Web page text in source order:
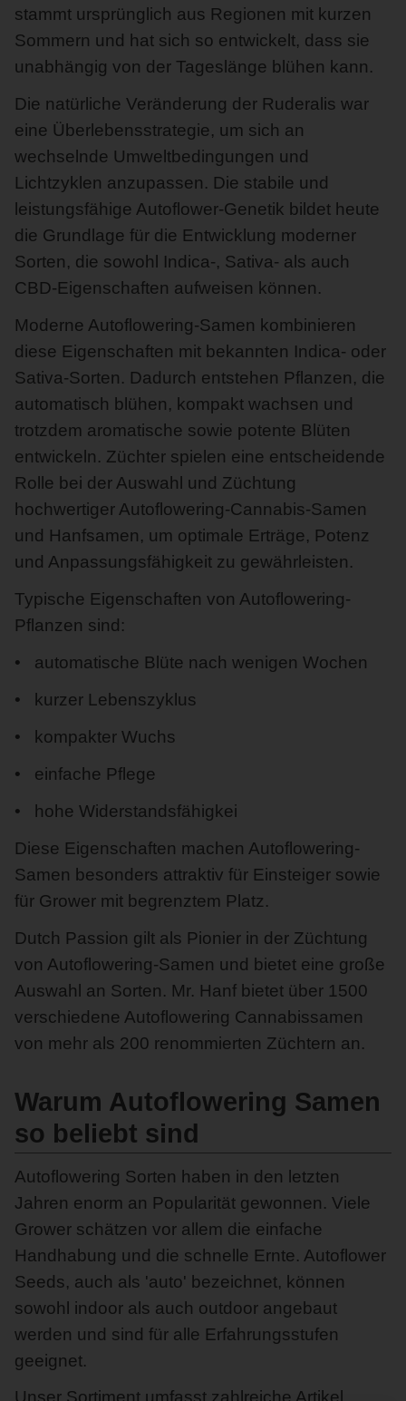
stammt ursprünglich aus Regionen mit kurzen
Sommern und hat sich so entwickelt, dass sie
unabhängig von der Tageslänge blühen kann.
Die natürliche Veränderung der Ruderalis war
eine Überlebensstrategie, um sich an
wechselnde Umweltbedingungen und
Lichtzyklen anzupassen. Die stabile und
leistungsfähige Autoflower-Genetik bildet heute
die Grundlage für die Entwicklung moderner
Sorten, die sowohl Indica-, Sativa- als auch
CBD-Eigenschaften aufweisen können.
Moderne Autoflowering-Samen kombinieren
diese Eigenschaften mit bekannten Indica- oder
Sativa-Sorten. Dadurch entstehen Pflanzen, die
automatisch blühen, kompakt wachsen und
trotzdem aromatische sowie potente Blüten
entwickeln. Züchter spielen eine entscheidende
Rolle bei der Auswahl und Züchtung
hochwertiger Autoflowering-Cannabis-Samen
und Hanfsamen, um optimale Erträge, Potenz
und Anpassungsfähigkeit zu gewährleisten.
Typische Eigenschaften von Autoflowering-
Pflanzen sind:
automatische Blüte nach wenigen Wochen
kurzer Lebenszyklus
kompakter Wuchs
einfache Pflege
hohe Widerstandsfähigkei
Diese Eigenschaften machen Autoflowering-
Samen besonders attraktiv für Einsteiger sowie
für Grower mit begrenztem Platz.
Dutch Passion gilt als Pionier in der Züchtung
von Autoflowering-Samen und bietet eine große
Auswahl an Sorten. Mr. Hanf bietet über 1500
verschiedene Autoflowering Cannabissamen
von mehr als 200 renommierten Züchtern an.
Warum Autoflowering Samen
so beliebt sind
Autoflowering Sorten haben in den letzten
Jahren enorm an Popularität gewonnen. Viele
Grower schätzen vor allem die einfache
Handhabung und die schnelle Ernte. Autoflower
Seeds, auch als 'auto' bezeichnet, können
sowohl indoor als auch outdoor angebaut
werden und sind für alle Erfahrungsstufen
geeignet.